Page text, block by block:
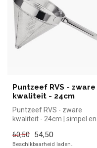
Puntzeef RVS - zware
kwaliteit - 24cm
Puntzeef RVS - zware
kwaliteit - 24cm | simpel en
...
60,50 54,50
Beschikbaarheid laden..